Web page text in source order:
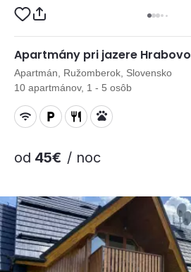
Apartmány pri jazere Hrabovo
Apartmán, Ružomberok, Slovensko
10 apartmánov, 1 - 5 osôb
od 45€ / noc